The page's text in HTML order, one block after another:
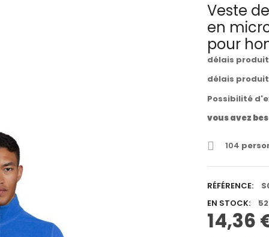
Veste
en
pour
délais
délais produit
Possibilité
vous avez
104
RÉFÉRENCE:
EN STOCK:
14,36